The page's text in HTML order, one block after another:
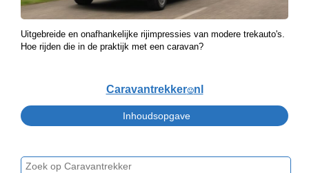
Uitgebreide en onafhankelijke rijimpressies van modere trekauto's.
Hoe rijden die in de praktijk met een caravan?
Caravantrekker🙂nl